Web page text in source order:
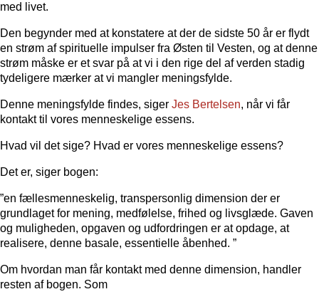
med livet.
Den begynder med at konstatere at der de sidste 50 år er flydt
en strøm af spirituelle impulser fra Østen til Vesten, og at denne
strøm måske er et svar på at vi i den rige del af verden stadig
tydeligere mærker at vi mangler meningsfylde.
Denne meningsfylde findes, siger Jes Bertelsen, når vi får
kontakt til vores menneskelige essens.
Hvad vil det sige? Hvad er vores menneskelige essens?
Det er, siger bogen:
”en fællesmenneskelig, transpersonlig dimension der er
grundlaget for mening, medfølelse, frihed og livsglæde. Gaven
og muligheden, opgaven og udfordringen er at opdage, at
realisere, denne basale, essentielle åbenhed. ”
Om hvordan man får kontakt med denne dimension, handler
resten af bogen. Som